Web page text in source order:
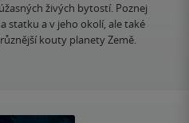
živých bytostí. Poznej
statku a v jeho okolí, ale také
kouty planety Země.